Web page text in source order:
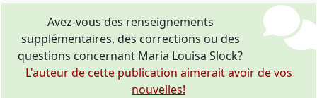
Avez-vous des renseignements
supplémentaires, des corrections ou des
questions concernant Maria Louisa Slock?
L'auteur de cette publication aimerait avoir de vos
nouvelles!